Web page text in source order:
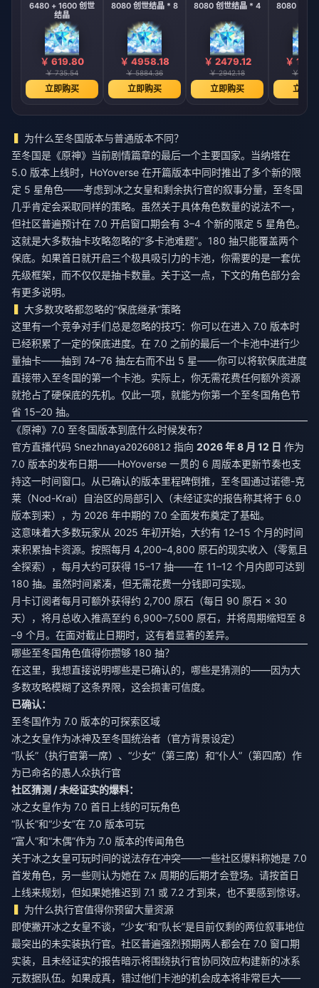
6480 + 1600 创世
结晶
￥ 619.80
￥ 735.54
立即购买
8080 创世结晶 * 8
￥ 4958.18
￥ 5884.36
立即购买
8080 创世结晶 * 4
￥ 2479.12
￥ 2942.18
立即购买
8080 创世
￥
￥
立即
为什么至冬国版本与普通版本不同？
至冬国是《原神》当前剧情篇章的最后一个主要国家。当纳塔在
5.0 版本上线时，HoYoverse 在开篇版本中同时推出了多个新的限
定 5 星角色——考虑到冰之女皇和剩余执行官的叙事分量，至冬国
几乎肯定会采取同样的策略。虽然关于具体角色数量的说法不一，
但社区普遍预计在 7.0 开启窗口期会有 3–4 个新的限定 5 星角色。
这就是大多数抽卡攻略忽略的“多卡池难题”。180 抽只能覆盖两个
保底。如果首日就开启三个极具吸引力的卡池，你需要的是一套优
先级框架，而不仅仅是抽卡数量。关于这一点，下文的角色部分会
有更多说明。
大多数攻略都忽略的“保底继承”策略
这里有一个竞争对手们总是忽略的技巧：你可以在进入 7.0 版本时
已经积累了一定的保底进度。在 7.0 之前的最后一个卡池中进行少
量抽卡——抽到 74–76 抽左右而不出 5 星——你可以将软保底进度
直接带入至冬国的第一个卡池。实际上，你无需花费任何额外资源
就抢占了硬保底的先机。仅此一项，就能为你第一个至冬国角色节
省 15–20 抽。
《原神》7.0 至冬国版本到底什么时候发布？
官方直播代码 Snezhnaya20260812 指向 2026 年 8 月 12 日 作为
7.0 版本的发布日期——HoYoverse 一贯的 6 周版本更新节奏也支
持这一时间窗口。从已确认的版本里程碑倒推，至冬国通过诺德-克
莱（Nod-Krai）自治区的局部引入（未经证实的报告称其将于 6.0
版本到来），为 2026 年中期的 7.0 全面发布奠定了基础。
这意味着大多数玩家从 2025 年初开始，大约有 12–15 个月的时间
来积累抽卡资源。按照每月 4,200–4,800 原石的现实收入（零氪且
全探索），每月大约可获得 15–17 抽——在 11–12 个月内即可达到
180 抽。虽然时间紧凑，但无需花费一分钱即可实现。
月卡订阅者每月可额外获得约 2,700 原石（每日 90 原石 × 30
天），将月总收入推高至约 6,900–7,500 原石，并将周期缩短至 8
–9 个月。在面对截止日期时，这有着显著的差异。
哪些至冬国角色值得你攒够 180 抽？
在这里，我想直接说明哪些是已确认的，哪些是猜测的——因为大
多数攻略模糊了这条界限，这会损害可信度。
已确认：
至冬国作为 7.0 版本的可探索区域
冰之女皇作为冰神及至冬国统治者（官方背景设定）
“队长”（执行官第一席）、“少女”（第三席）和“仆人”（第四席）作
为已命名的愚人众执行官
社区猜测 / 未经证实的爆料：
冰之女皇作为 7.0 首日上线的可玩角色
“队长”和“少女”在 7.0 版本可玩
“富人”和“木偶”作为 7.0 版本的传闻角色
关于冰之女皇可玩时间的说法存在冲突——一些社区爆料称她是 7.0
首发角色，另一些则认为她在 7.x 周期的后期才会登场。请按首日
上线来规划，但如果她推迟到 7.1 或 7.2 才到来，也不要感到惊讶。
为什么执行官值得你预留大量资源
即使撇开冰之女皇不谈，“少女”和“队长”是目前仅剩的两位叙事地位
最突出的未实装执行官。社区普遍强烈预期两人都会在 7.0 窗口期
实装，且未经证实的报告暗示将围绕执行官协同效应构建新的冰系
元数据队伍。如果成真，错过他们卡池的机会成本将非常巨大——